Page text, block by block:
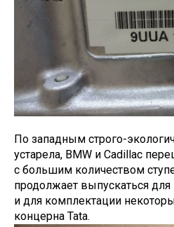
По западным строго-
устарела, BMW и Cadillac
с большим количеством
продолжает выпускаться
и для комплектации
концерна Tata.